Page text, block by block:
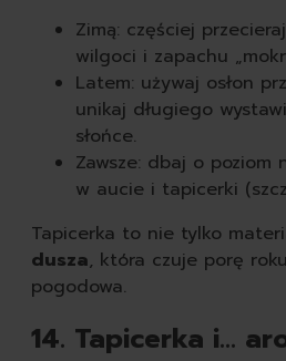
Zimą: częściej
wilgoci i zapachu
Latem: używaj osłon
unikaj długiego
słońce.
Zawsze: dbaj o poziom
w aucie i tapicerki
Tapicerka to nie tylko
dusza, która czuje porę
pogodowa.
14. Tapicerka i...